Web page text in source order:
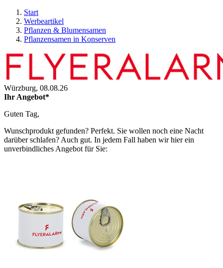
Start
Werbeartikel
Pflanzen & Blumensamen
Pflanzensamen in Konserven
Würzburg, 08.08.26
Ihr Angebot*
Guten Tag,
Wunschprodukt gefunden? Perfekt. Sie wollen noch eine Nacht
darüber schlafen? Auch gut. In jedem Fall haben wir hier ein
unverbindliches Angebot für Sie: